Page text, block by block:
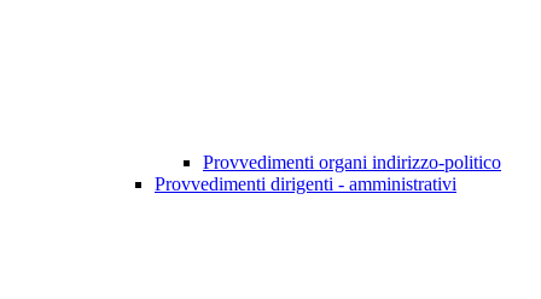
Provvedimenti organi indirizzo-politico
Provvedimenti dirigenti - amministrativi